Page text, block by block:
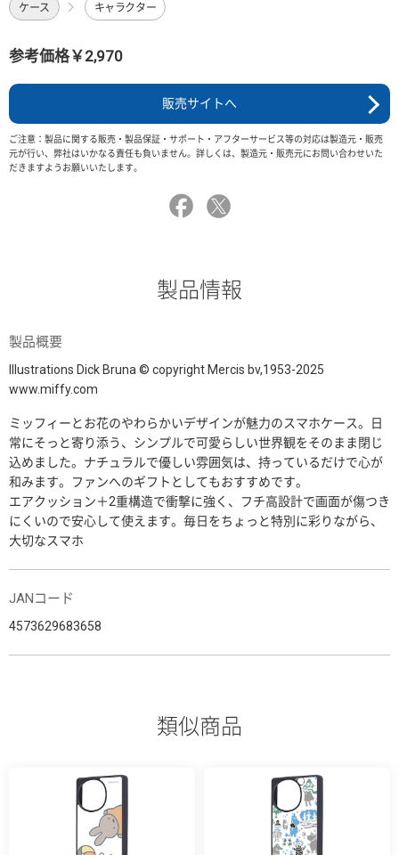
ケース キャラクター
参考価格￥2,970
販売サイトへ
ご注意：製品に関する販売・製品保証・サポート・アフターサービス等の対応は製造元・販売
元が行い、弊社はいかなる責任も負いません。詳しくは、製造元・販売元にお問い合わせいた
だきますようお願いいたします。
製品情報
製品概要
Illustrations Dick Bruna © copyright Mercis bv,1953-2025
www.miffy.com
ミッフィーとお花のやわらかいデザインが魅力のスマホケース。日
常にそっと寄り添う、シンプルで可愛らしい世界観をそのまま閉じ
込めました。ナチュラルで優しい雰囲気は、持っているだけで心が
和みます。ファンへのギフトとしてもおすすめです。
エアクッション＋2重構造で衝撃に強く、フチ高設計で画面が傷つき
にくいので安心して使えます。毎日をちょっと特別に彩りながら、
大切なスマホ
JANコード
4573629683658
類似商品